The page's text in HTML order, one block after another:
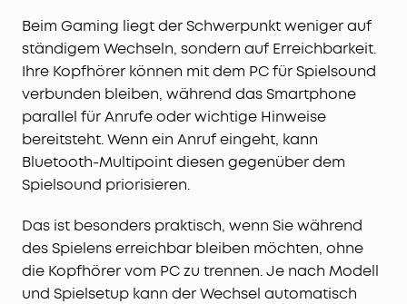
Beim Gaming liegt der Schwerpunkt weniger auf
ständigem Wechseln, sondern auf Erreichbarkeit.
Ihre Kopfhörer können mit dem PC für Spielsound
verbunden bleiben, während das Smartphone
parallel für Anrufe oder wichtige Hinweise
bereitsteht. Wenn ein Anruf eingeht, kann
Bluetooth-Multipoint diesen gegenüber dem
Spielsound priorisieren.
Das ist besonders praktisch, wenn Sie während
des Spielens erreichbar bleiben möchten, ohne
die Kopfhörer vom PC zu trennen. Je nach Modell
und Spielsetup kann der Wechsel automatisch